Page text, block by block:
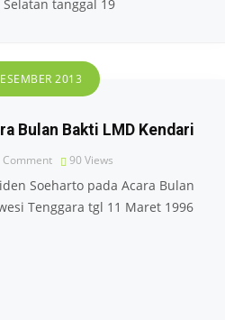
tanggal 19
2013
Bulan Bakti LMD Kendari
Comment 90 Views
Soeharto pada Acara Bulan
Tenggara tgl 11 Maret 1996